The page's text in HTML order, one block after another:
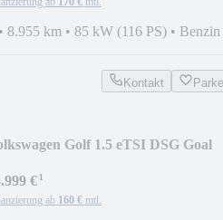
• 8.955 km • 85 kW (116 PS) • Benzin
Kontakt
Golf 1.5 eTSI DSG Goal
€¹
ab 160 € mtl.